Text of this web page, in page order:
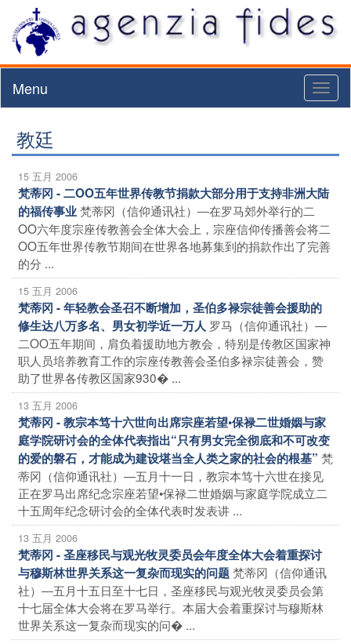
Menu
教廷
15 五月 2006
梵蒂冈 - 二OO五年世界传教节捐款大部分用于支持非洲大陆
的福传事业梵蒂冈（信仰通讯社）―在罗马郊外举行的二
OO六年度宗座传教善会全体大会上，宗座信仰传播善会将二
OO五年世界传教节期间在世界各地募集到的捐款作出了完善
的分 ...
15 五月 2006
梵蒂冈 - 年轻教会圣召不断增加，圣伯多禄宗徒善会援助的
修生达八万多名、男女初学近一万人 罗马（信仰通讯社）―
二OO五年期间，肩负着援助地方教会，特别是传教区国家神
职人员培养教育工作的宗座传教善会圣伯多禄宗徒善会，赞
助了世界各传教区国家930� ...
13 五月 2006
梵蒂冈 - 教宗本笃十六世向出席宗座若望•保禄二世婚姻与家
庭学院研讨会的全体代表指出“只有男女完全彻底和不可改变
的爱的磐石，才能成为建设堪当全人类之家的社会的根基” 梵
蒂冈（信仰通讯社）―五月十一日，教宗本笃十六世在接见
正在罗马出席纪念宗座若望•保禄二世婚姻与家庭学院成立二
十五周年纪念研讨会的全体代表时发表讲 ...
13 五月 2006
梵蒂冈 - 圣座移民与观光牧灵委员会年度全体大会着重探讨
与穆斯林世界关系这一复杂而现实的问题梵蒂冈（信仰通讯
社）―五月十五日至十七日，圣座移民与观光牧灵委员会第
十七届全体大会将在罗马举行。本届大会着重探讨与穆斯林
世界关系这一复杂而现实的问� ...